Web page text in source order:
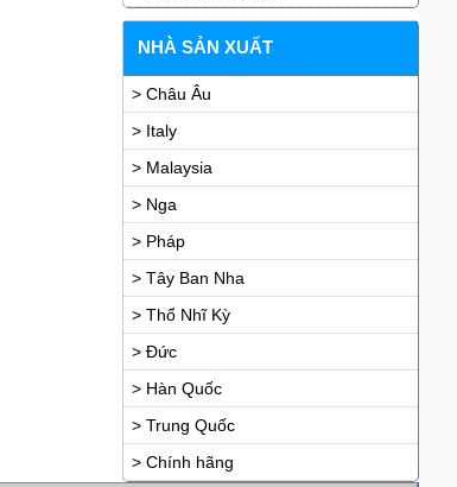
NHÀ SẢN XUẤT
> Châu Âu
> Italy
> Malaysia
> Nga
> Pháp
> Tây Ban Nha
> Thổ Nhĩ Kỳ
> Đức
> Hàn Quốc
> Trung Quốc
> Chính hãng